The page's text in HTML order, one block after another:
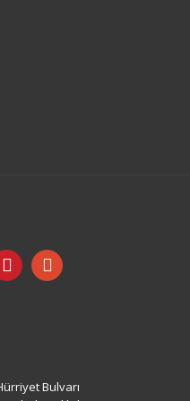
Bulvarı